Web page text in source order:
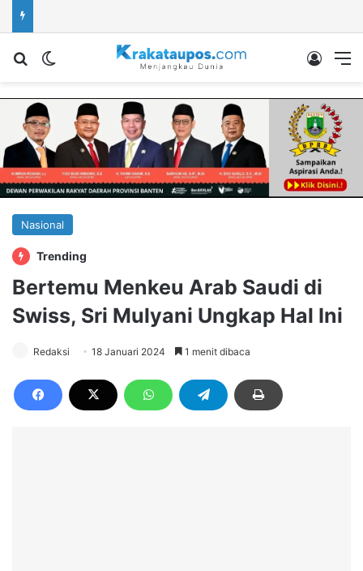
Cari berita...Switch skin Log In
Nasional
Trending
Bertemu Menkeu Arab Saudi di
Swiss, Sri Mulyani Ungkap Hal Ini
Redaksi 18 Januari 2024 1 menit dibaca